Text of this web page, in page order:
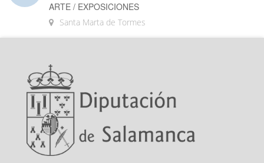
ARTE / EXPOSICIONES
Santa Marta de Tormes